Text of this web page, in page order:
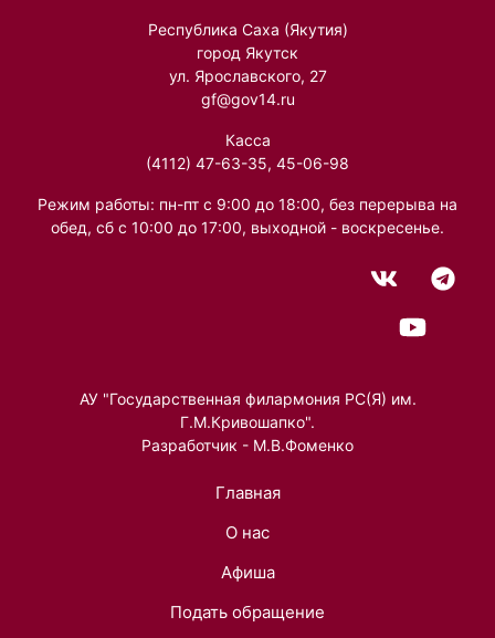
Республика Саха (Якутия)
город Якутск
ул. Ярославского, 27
gf@gov14.ru
Касса
(4112) 47-63-35, 45-06-98
Режим работы: пн-пт с 9:00 до 18:00, без перерыва на
обед, сб с 10:00 до 17:00, выходной - воскресенье.
АУ "Государственная филармония РС(Я) им.
Г.М.Кривошапко".
Разработчик - М.В.Фоменко
Главная
О нас
Афиша
Подать обращение